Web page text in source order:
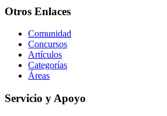
Otros Enlaces
Comunidad
Concursos
Artículos
Categorías
Áreas
Servicio y Apoyo